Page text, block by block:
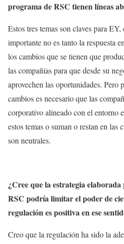
programa de RSC tienen líneas
Estos tres temas son claves para
importante no es tanto la respuesta
los cambios que se tienen que
las compañías para que desde su
aprovechen las oportunidades. Pero
cambios es necesario que las
corporativo alineado con el entorno
estos temas o suman o restan en las
son neutrales.
¿Cree que la estrategia
RSC podría limitar el poder de
regulación es positiva en ese
Creo que la regulación ha sido la